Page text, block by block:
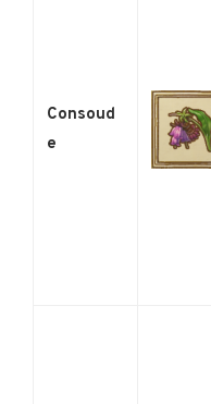
Consoud
e